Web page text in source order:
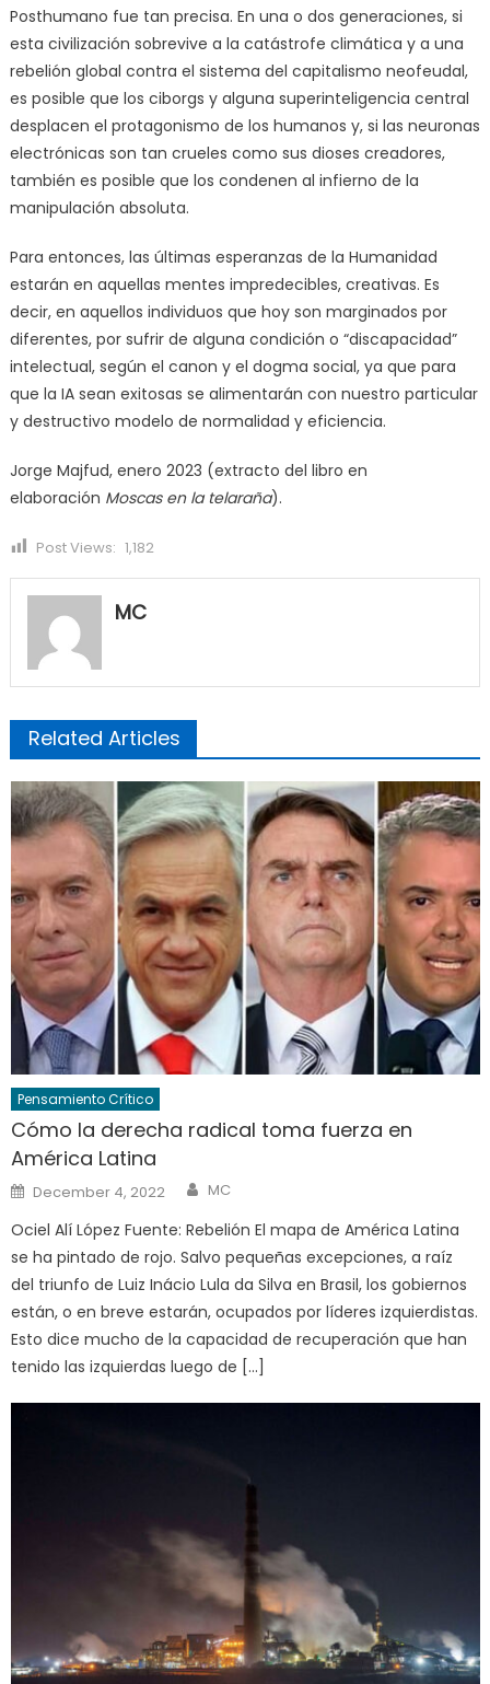
Posthumano fue tan precisa. En una o dos generaciones, si
esta civilización sobrevive a la catástrofe climática y a una
rebelión global contra el sistema del capitalismo neofeudal,
es posible que los ciborgs y alguna superinteligencia central
desplacen el protagonismo de los humanos y, si las neuronas
electrónicas son tan crueles como sus dioses creadores,
también es posible que los condenen al infierno de la
manipulación absoluta.
Para entonces, las últimas esperanzas de la Humanidad
estarán en aquellas mentes impredecibles, creativas. Es
decir, en aquellos individuos que hoy son marginados por
diferentes, por sufrir de alguna condición o “discapacidad”
intelectual, según el canon y el dogma social, ya que para
que la IA sean exitosas se alimentarán con nuestro particular
y destructivo modelo de normalidad y eficiencia.
Jorge Majfud, enero 2023 (extracto del libro en
elaboración Moscas en la telaraña).
Post Views: 1,182
MC
Related Articles
Pensamiento Crítico
Cómo la derecha radical toma fuerza en
América Latina
Posted
on
December 4, 2022 Author
MC
Ociel Alí López Fuente: Rebelión El mapa de América Latina
se ha pintado de rojo. Salvo pequeñas excepciones, a raíz
del triunfo de Luiz Inácio Lula da Silva en Brasil, los gobiernos
están, o en breve estarán, ocupados por líderes izquierdistas.
Esto dice mucho de la capacidad de recuperación que han
tenido las izquierdas luego de […]